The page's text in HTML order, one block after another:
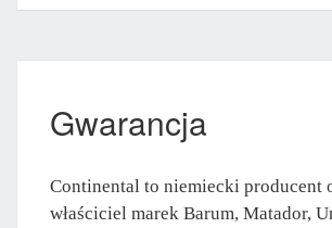
Gwarancja
Continental to niemiecki producent
właściciel marek Barum, Matador,